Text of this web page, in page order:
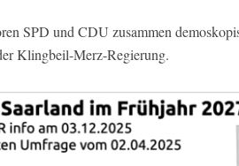
SPD und CDU zusammen
Klingbeil-Merz-Regierung.